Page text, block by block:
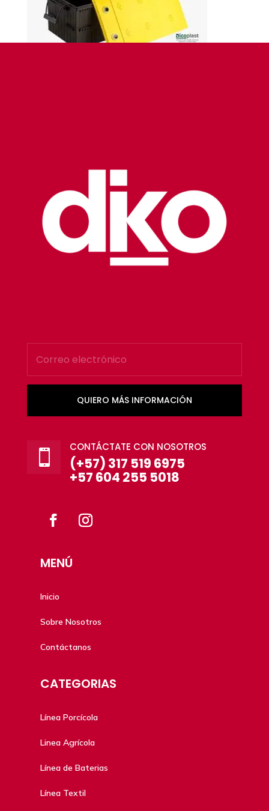
QUIERO MÁS INFORMACIÓN

CONTÁCTATE CON NOSOTROS
(+57) 317 519 6975
+57 604 255 5018
MENÚ
Inicio
Sobre Nosotros
Contáctanos
CATEGORIAS
Línea Porcícola
Linea Agrícola
Línea de Baterias
Línea Textil